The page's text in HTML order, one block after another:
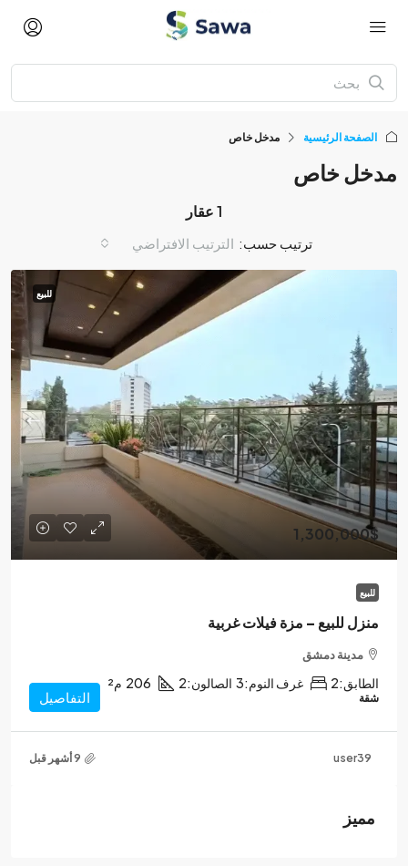
الصفحة الرئيسية مدخل خاص
مدخل خاص
1 عقار
ترتيب حسب: الترتيب الافتراضي
للبيع
1,300,000$
للبيع
منزل للبيع – مزة فيلات غربية
مدينة دمشق
الطابق:2 غرف النوم:3 الصالون:2
206 م²
شقة التفاصيل
user39
مميز